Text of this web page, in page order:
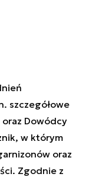
szczegółowe
Dowódcy
w którym
oraz
Zgodnie z